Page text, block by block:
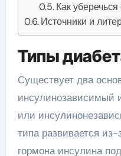
Как
Источники и
Типы
Существует два
инсулинозависимый
или
типа развивается
гормона инсулина